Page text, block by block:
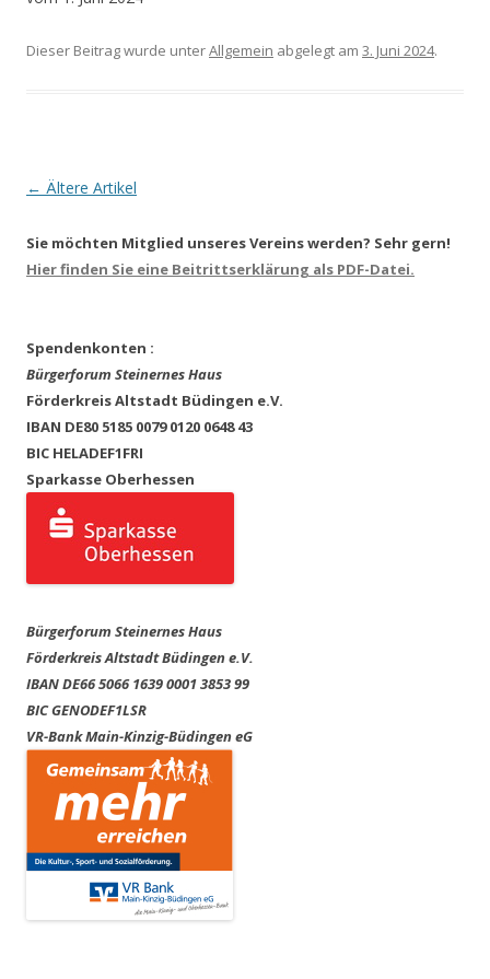
Dieser Beitrag wurde unterAllgemein abgelegt am 3. Juni 2024.
Artikel-Navigation
← Ältere Artikel
Sie möchten Mitglied unseres Vereins werden? Sehr gern!
Hier finden Sie eine Beitrittserklärung als PDF-Datei.
Spendenkonten :
Bürgerforum Steinernes Haus
Förderkreis Altstadt Büdingen e.V.
IBAN DE80 5185 0079 0120 0648 43
BIC HELADEF1FRI
Sparkasse Oberhessen
Bürgerforum Steinernes Haus
Förderkreis Altstadt Büdingen e.V.
IBAN DE66 5066 1639 0001 3853 99
BIC GENODEF1LSR
VR-Bank Main-Kinzig-Büdingen eG